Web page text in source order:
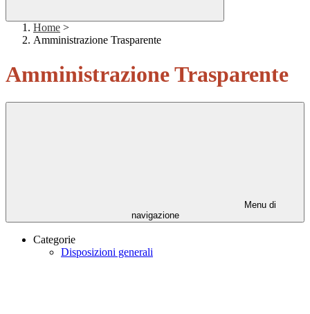
Home >
Amministrazione Trasparente
Amministrazione Trasparente
Menu di
navigazione
Categorie
Disposizioni generali